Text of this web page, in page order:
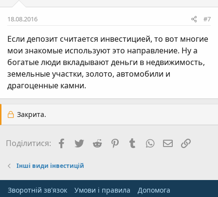
18.08.2016 #7
Если депозит считается инвестицией, то вот многие
мои знакомые используют это направление. Ну а
богатые люди вкладывают деньги в недвижимость,
земельные участки, золото, автомобили и
драгоценные камни.
Закрита.
Поділитися: Facebook
TwitterReddit PinterestTumblrWhatsApp
E-mail
Інші види інвестицій
Зворотній зв'язок Умови і правила Дoпoмoга